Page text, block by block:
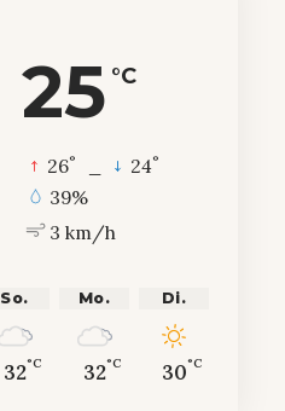
25 °C
26° 24°
39%
3 km/h
So.
32°C
Mo.
32°C
Di.
30°C